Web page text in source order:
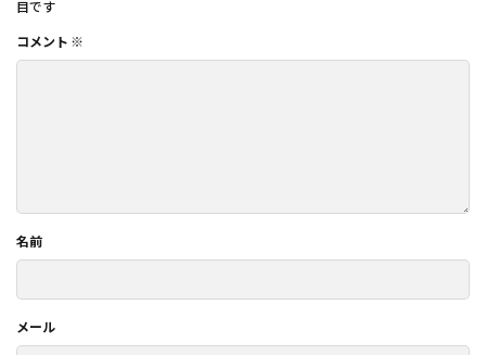
目です
コメント ※
名前
メール